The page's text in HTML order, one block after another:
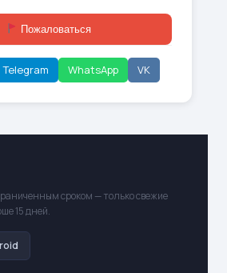
Пожаловаться
Telegram WhatsApp VK
сроком — только свежие
15 дней.